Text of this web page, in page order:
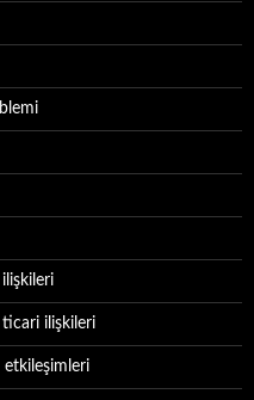
ilişkileri